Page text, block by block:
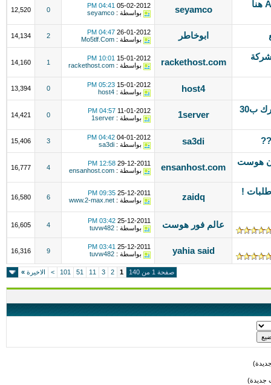
للبيع دومين مميز ARABHERE.COM هنا
seyamco
05-02-2012
04:41 PM
بواسطة : seyamco
0
12,520
ابوخاطر 26-01-2012
04:47 PM
بواسطة : Mo5tlf.Com
2
14,134
rackethost.com
15-01-2012
10:01 PM
بواسطة : rackethost.com
1
14,160
host4
15-01-2012
05:23 PM
بواسطة : host4
0
13,394
احجز دومينك الان دوت كوم من اختيارك ب30
1server
11-01-2012
04:57 PM
بواسطة : 1server
0
14,421
sa3di
04-01-2012
04:42 PM
بواسطة : sa3di
3
15,406
هوست
ensanhost.com
29-12-2011
12:58 PM
بواسطة : ensanhost.com
4
16,777
طلبات !
zaidq
25-12-2011
09:35 PM
بواسطة : www.2-max.net
6
16,580
عالم فور هوست 25-12-2011
03:42 PM
بواسطة : tuvw482
4
16,605
yahia said
25-12-2011
03:41 PM
بواسطة : tuvw482
9
16,316
صفحة 1 من 140 1
2
3
11
51
101
> الاخيرة »
جديدة)